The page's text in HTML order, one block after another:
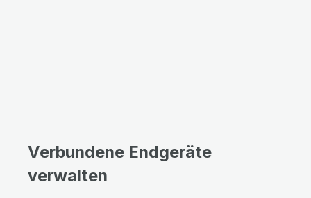
Verbundene Endgeräte
verwalten